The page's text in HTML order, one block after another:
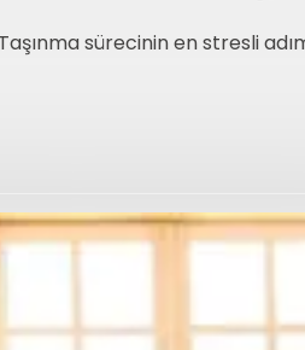
Taşınma sürecinin en stresli